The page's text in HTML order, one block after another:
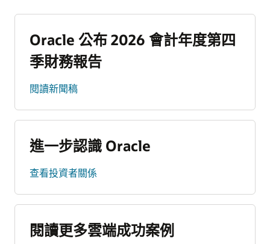
Oracle 公布 2026 會計年度第四
季財務報告
閱讀新聞稿
進一步認識 Oracle
查看投資者關係
閱讀更多雲端成功案例